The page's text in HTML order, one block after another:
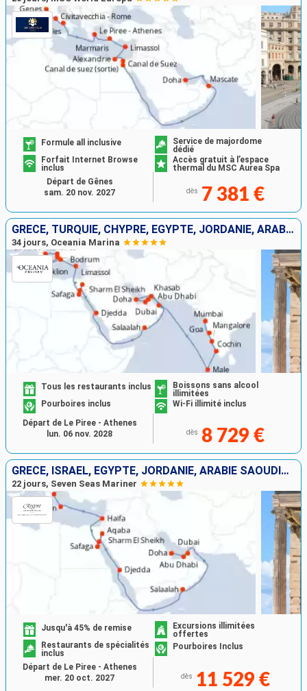
Formule all inclusive
Service de majordome
dédié
Forfait Internet Browse
inclus
Accès gratuit à l’espace
thermal du MSC Aurea Spa
dès 7 381 €
Départ de Gênes
sam. 20 nov. 2027
GRÈCE, TURQUIE, CHYPRE, EGYPTE, JORDANIE, ARABIE SAOUDITE, OMAN, EMIRATS ARABES UNIS, QATAR, MALDIVES, INDE
34 jours, Oceania Marina
Tous les restaurants inclus
Boissons sans alcool
illimitées
Pourboires inclus
Wi-Fi illimité inclus
dès 8 729 €
Départ de Le Piree - Athenes
lun. 06 nov. 2028
GRÈCE, ISRAËL, EGYPTE, JORDANIE, ARABIE SAOUDITE, OMAN, EMIRATS ARABES UNIS, QATAR
22 jours, Seven Seas Mariner
Jusqu'à 45% de remise
Excursions illimitées
offertes
Restaurants de spécialités
inclus
Pourboires Inclus
dès 11 529 €
Départ de Le Piree - Athenes
mer. 20 oct. 2027